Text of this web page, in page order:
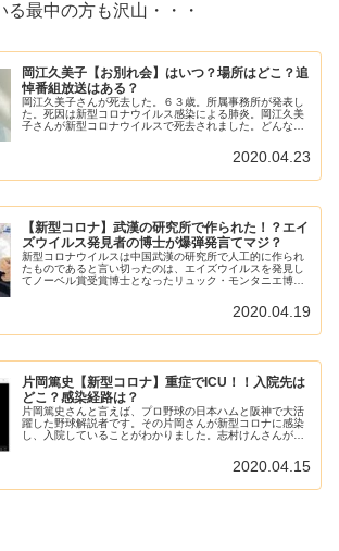
最中の方も沢山・・・
岡江久美子【お別れ会】はいつ？場所はどこ？追
悼番組放送はある？
岡江久美子さんが死去した。６３歳。所属事務所が発表し
た。死因は新型コロナウイルス感染による肺炎。岡江久美
子さんが新型コロナウイルスで死去されました。どんな症
2020.04.23
【新型コロナ】武漢の研究所で作られた！？エイ
ズウイルス発見者の博士が爆弾発言てマジ？
新型コロナウイルスは中国武漢の研究所で人工的に作られ
たものであると言い切ったのは、エイズウイルスを発見し
てノーベル賞受賞博士となったリュック・モンタニエ博士
2020.04.19
片岡篤史【新型コロナ】重症でICU！！入院先は
どこ？感染経路は？
片岡篤史さんと言えば、プロ野球の日本ハムと阪神で大活
躍した野球解説者です。その片岡さんが新型コロナに感染
し、入院していることがわかりました。志村けんさんが死
2020.04.15